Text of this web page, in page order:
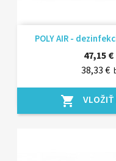
POLY AIR -
47,15 €
38,33 €
shopping_cart VLOŽIŤ